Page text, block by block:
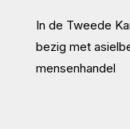
In de Tweede
bezig met
mensenhandel